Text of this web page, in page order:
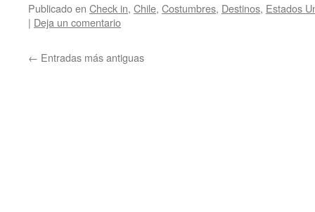
Publicado en Check in, Chile, Costumbres, Destinos, Estados
| Deja un comentario
← Entradas más antiguas